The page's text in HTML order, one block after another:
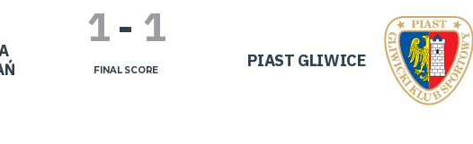
PIAST GLIWICE
1- 1
FINAL SCORE